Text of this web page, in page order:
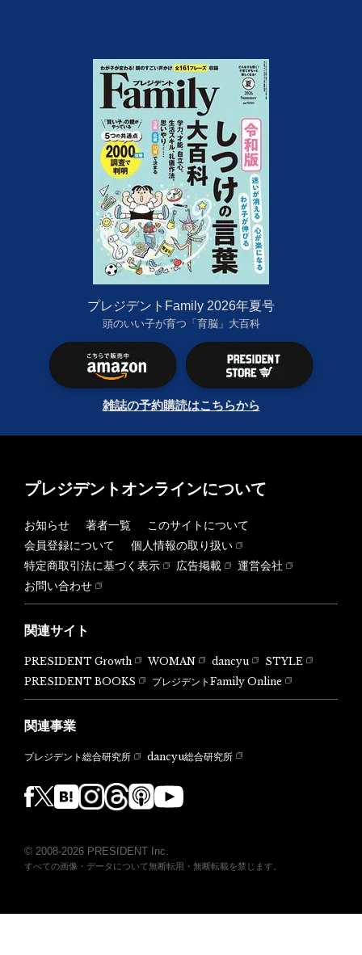
プレジデントFamily 2026年夏号
頭のいい子が育つ「育脳」大百科
雑誌の予約購読はこちらから
プレジデントオンラインについて
お知らせ 著者一覧
このサイトについて
会員登録について
個人情報の取り扱い
特定商取引法に基づく表示
広告掲載
運営会社
お問い合わせ
関連サイト
PRESIDENT Growth WOMAN dancyu
STYLE
PRESIDENT BOOKS
プレジデントFamily Online
関連事業
プレジデント総合研究所 dancyu総合研究所
© 2008-2026 PRESIDENT Inc.
すべての画像・データについて無断転用・無断転載を禁じます。